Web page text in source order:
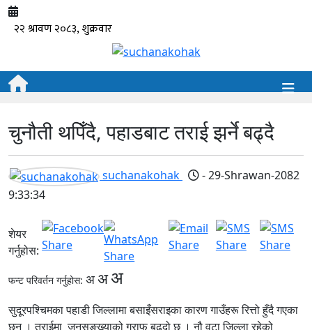
चुनौती थपिँदै, पहाडबाट तराई झर्ने बढ्दै
suchanakohak
- 29-Shrawan-2082
9:33:34
शेयर
गर्नुहोस:
फन्ट परिवर्तन गर्नुहोस: अअअ
सुदूरपश्चिमका पहाडी जिल्लामा बसाइँसराइका कारण गाउँहरू रित्तो हुँदै गएका
छन् । तराईमा जनसङ्ख्याको ग्राफ बढ्दो छ । नौ वटा जिल्ला रहेको